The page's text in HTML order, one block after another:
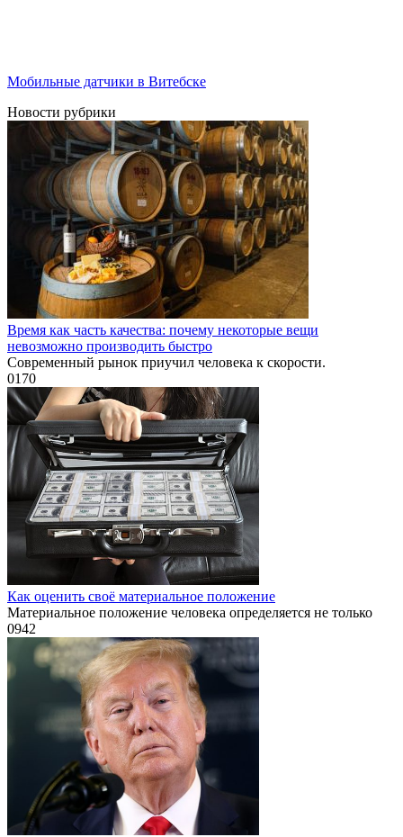
Мобильные датчики в Витебске
Новости рубрики
Время как часть качества: почему некоторые вещи
невозможно производить быстро
Современный рынок приучил человека к скорости.
0170
Как оценить своё материальное положение
Материальное положение человека определяется не только
0942